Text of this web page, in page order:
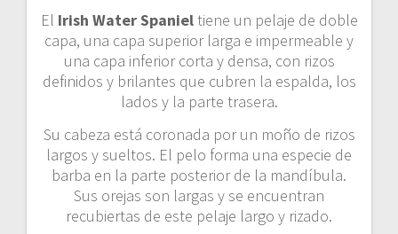
El Irish Water Spanieltiene un pelaje de doble
capa, una capa superior larga e impermeable y
una capa inferior corta y densa, con rizos
definidos y brilantes que cubren la espalda, los
lados y la parte trasera.
Su cabeza está coronada por un moño de rizos
largos y sueltos. El pelo forma una especie de
barba en la parte posterior de la mandíbula.
Sus orejas son largas y se encuentran
recubiertas de este pelaje largo y rizado.